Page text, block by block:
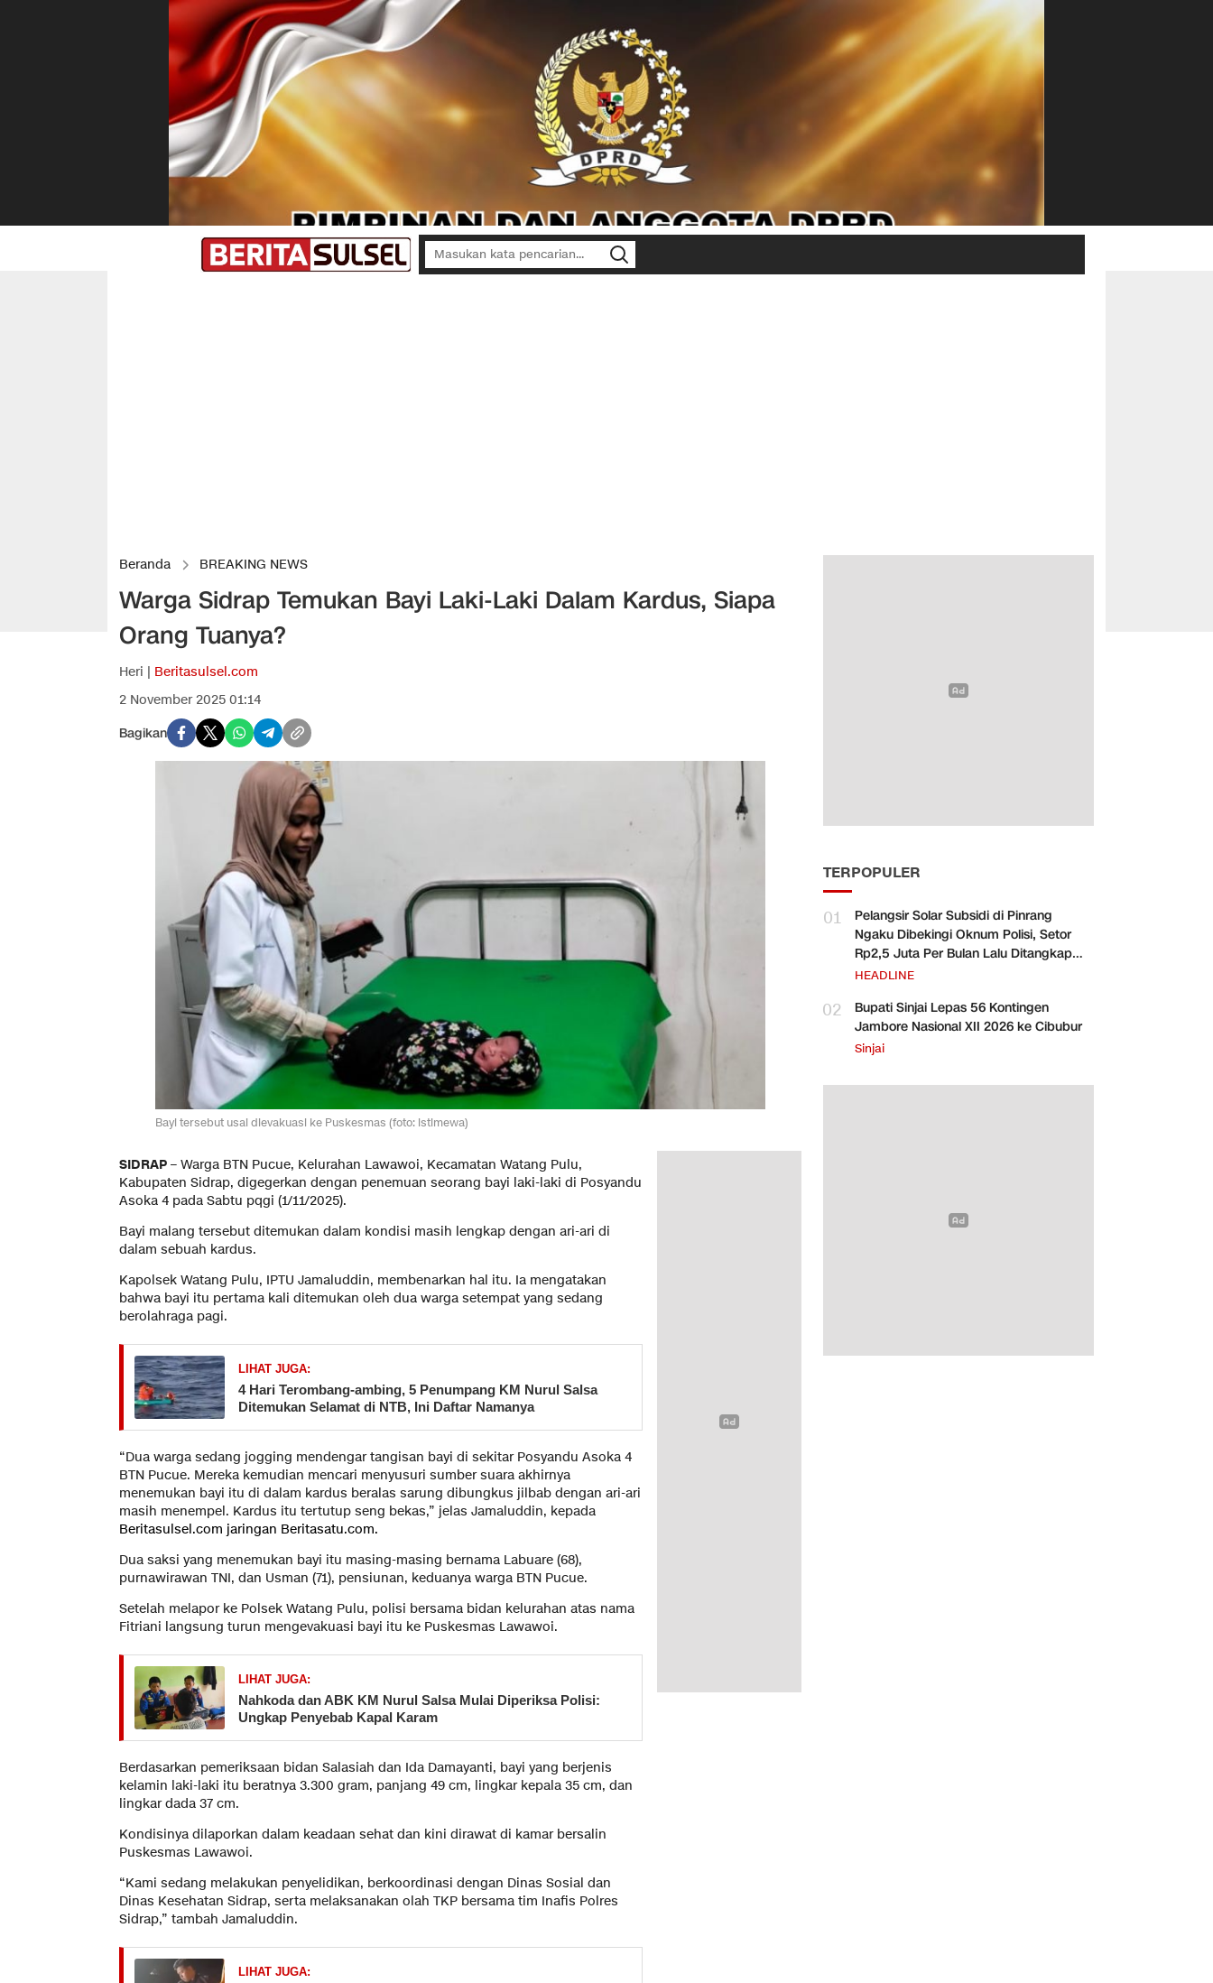
Beranda BREAKING NEWS
Warga Sidrap Temukan Bayi Laki-Laki Dalam Kardus, Siapa
Orang Tuanya?
Heri | Beritasulsel.com
2 November 2025 01:14
Bagikan
Bayi tersebut usai dievakuasi ke Puskesmas (foto: istimewa)
SIDRAP – Warga BTN Pucue, Kelurahan Lawawoi, Kecamatan Watang Pulu,
Kabupaten Sidrap, digegerkan dengan penemuan seorang bayi laki-laki di Posyandu
Asoka 4 pada Sabtu pqgi (1/11/2025).
Bayi malang tersebut ditemukan dalam kondisi masih lengkap dengan ari-ari di
dalam sebuah kardus.
Kapolsek Watang Pulu, IPTU Jamaluddin, membenarkan hal itu. Ia mengatakan
bahwa bayi itu pertama kali ditemukan oleh dua warga setempat yang sedang
berolahraga pagi.
LIHAT JUGA:
​4 Hari Terombang-ambing, 5 Penumpang KM Nurul Salsa
Ditemukan Selamat di NTB, Ini Daftar Namanya
“Dua warga sedang jogging mendengar tangisan bayi di sekitar Posyandu Asoka 4
BTN Pucue. Mereka kemudian mencari menyusuri sumber suara akhirnya
menemukan bayi itu di dalam kardus beralas sarung dibungkus jilbab dengan ari-ari
masih menempel. Kardus itu tertutup seng bekas,” jelas Jamaluddin, kepada
Beritasulsel.com jaringan Beritasatu.com.
Dua saksi yang menemukan bayi itu masing-masing bernama Labuare (68),
purnawirawan TNI, dan Usman (71), pensiunan, keduanya warga BTN Pucue.
Setelah melapor ke Polsek Watang Pulu, polisi bersama bidan kelurahan atas nama
Fitriani langsung turun mengevakuasi bayi itu ke Puskesmas Lawawoi.
LIHAT JUGA:
Nahkoda dan ABK KM Nurul Salsa Mulai Diperiksa Polisi:
Ungkap Penyebab Kapal Karam
Berdasarkan pemeriksaan bidan Salasiah dan Ida Damayanti, bayi yang berjenis
kelamin laki-laki itu beratnya 3.300 gram, panjang 49 cm, lingkar kepala 35 cm, dan
lingkar dada 37 cm.
Kondisinya dilaporkan dalam keadaan sehat dan kini dirawat di kamar bersalin
Puskesmas Lawawoi.
“Kami sedang melakukan penyelidikan, berkoordinasi dengan Dinas Sosial dan
Dinas Kesehatan Sidrap, serta melaksanakan olah TKP bersama tim Inafis Polres
Sidrap,” tambah Jamaluddin.
LIHAT JUGA:
TERPOPULER
01
Pelangsir Solar Subsidi di Pinrang
Ngaku Dibekingi Oknum Polisi, Setor
Rp2,5 Juta Per Bulan Lalu Ditangkap
Saat Telat Bayar
HEADLINE
02
Bupati Sinjai Lepas 56 Kontingen
Jambore Nasional XII 2026 ke Cibubur
Sinjai